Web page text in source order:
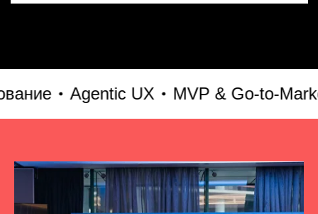
Agentic UX MVP & Go-to-Market